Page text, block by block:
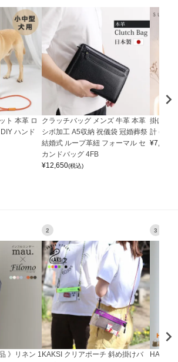
ト 本革 ロ
ハンド
クラッチバッグ メンズ 牛革 本革
シボ加工 A5収納 祝儀袋 冠婚葬祭
結婚式 ループ革紐 フォーマル セ
カンドバッグ 4FB
¥12,650(税込)
掛け時
計
¥7,150
》リネン 1
2
KAKSI クリアポーチ 斜め掛けバ
3